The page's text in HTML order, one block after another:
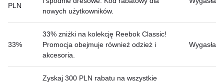
PLN
nowych użytkowników.
33%
33% zniżki na kolekcję Reebok Classic!
Promocja obejmuje również odzież i
akcesoria.
Wygasła
Zyskaj 300 PLN rabatu na wszystkie